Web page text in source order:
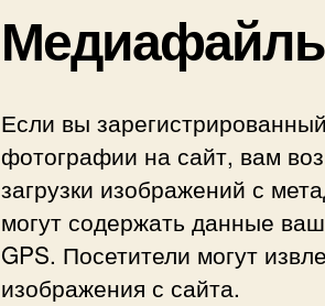
Если вы
фотографии на сайт, вам
загрузки изображений с
могут содержать данные
GPS. Посетители могут
изображения с сайта.